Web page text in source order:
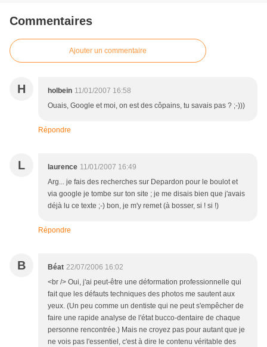
Commentaires
Ajouter un commentaire
H holbein 11/01/2007 16:58
Ouais, Google et moi, on est des côpains, tu savais pas ? ;-)))
Répondre
L laurence 11/01/2007 16:49
Arg... je fais des recherches sur Depardon pour le boulot et
via google je tombe sur ton site ; je me disais bien que j'avais
déjà lu ce texte ;-) bon, je m'y remet (à bosser, si ! si !)
Répondre
B Béat 22/07/2006 16:02
<br /> Oui, j'ai peut-être une déformation professionnelle qui
fait que les défauts techniques des photos me sautent aux
yeux. (Un peu comme un dentiste qui ne peut s'empêcher de
faire une rapide analyse de l'état bucco-dentaire de chaque
personne rencontrée.) Mais ne croyez pas pour autant que je
ne vois pas l'essentiel, c'est à dire le contenu véritable des